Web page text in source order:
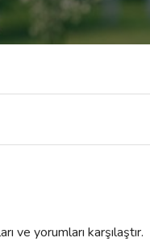
ve yorumları karşılaştır.